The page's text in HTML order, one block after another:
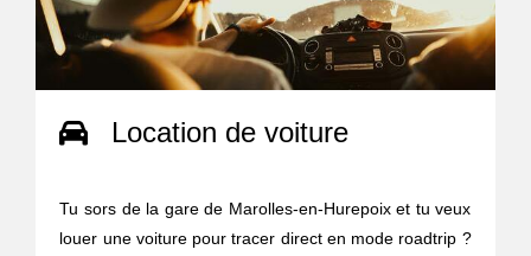
Location de voiture
Tu sors de la gare de Marolles-en-Hurepoix et tu veux
louer une voiture pour tracer direct en mode roadtrip ?